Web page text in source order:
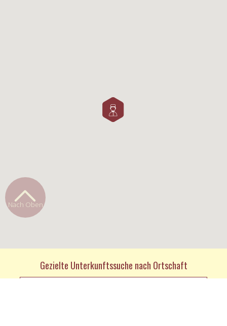
Gezielte Unterkunftssuche nach Ortschaft
Nach Oben